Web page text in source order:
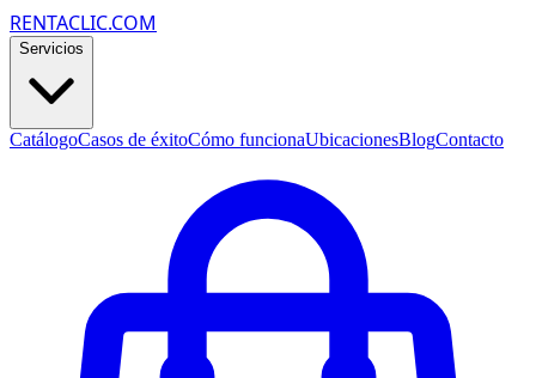
RENTACLIC.COM
Servicios
CatálogoCasos de éxitoCómo funcionaUbicacionesBlogContacto